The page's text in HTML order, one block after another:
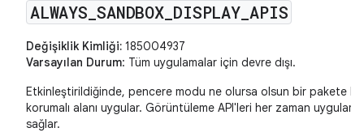
ALWAYS _SANDBOX_ DISPLAY_ APIS
Değişiklik Kimliği: 185004937
Varsayılan Durum: Tüm uygulamalar için devre dışı.
Etkinleştirildiğinde, pencere modu ne olursa olsun bir pakete
korumalı alanı uygular. Görüntüleme API'leri her zaman uygulama
sağlar.